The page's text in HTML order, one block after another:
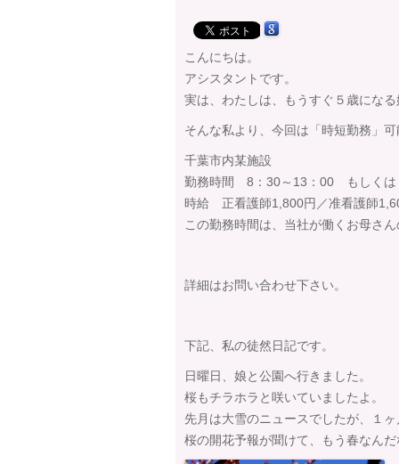
こんにちは。
アシスタントです。
実は、わたしは、もうすぐ５歳にな
そんな私より、今回は「時短勤務」可
千葉市内某施設
勤務時間 8：30～13：00 もしく
時給 正看護師1,800円／准看護師
この勤務時間は、当社が働くお母さ
詳細はお問い合わせ下さい。
下記、私の徒然日記です。
日曜日、娘と公園へ行きました。
桜もチラホラと咲いていましたよ。
先月は大雪のニュースでしたが、１ヶ
桜の開花予報が聞けて、もう春なんだ